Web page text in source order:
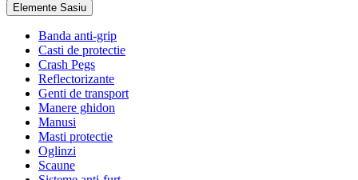
Elemente Sasiu
Banda anti-grip
Casti de protectie
Crash Pegs
Reflectorizante
Genti de transport
Manere ghidon
Manusi
Masti protectie
Oglinzi
Scaune